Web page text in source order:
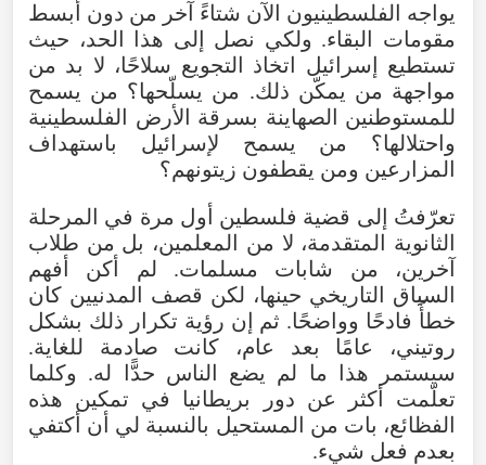
يواجه الفلسطينيون الآن شتاءً آخر من دون أبسط
مقومات البقاء. ولكي نصل إلى هذا الحد، حيث
تستطيع إسرائيل اتخاذ التجويع سلاحًا، لا بد من
مواجهة من يمكّن ذلك. من يسلّحها؟ من يسمح
للمستوطنين الصهاينة بسرقة الأرض الفلسطينية
واحتلالها؟ من يسمح لإسرائيل باستهداف
المزارعين ومن يقطفون زيتونهم؟
تعرّفتُ إلى قضية فلسطين أول مرة في المرحلة
الثانوية المتقدمة، لا من المعلمين، بل من طلاب
آخرين، من شابات مسلمات. لم أكن أفهم
السياق التاريخي حينها، لكن قصف المدنيين كان
خطأً فادحًا وواضحًا. ثم إن رؤية تكرار ذلك بشكل
روتيني، عامًا بعد عام، كانت صادمة للغاية.
سيستمر هذا ما لم يضع الناس حدًّا له. وكلما
تعلّمت أكثر عن دور بريطانيا في تمكين هذه
الفظائع، بات من المستحيل بالنسبة لي أن أكتفي
بعدم فعل شيء.